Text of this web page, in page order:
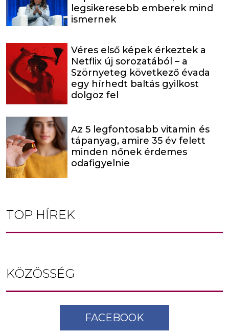
legsikeresebb emberek mind
ismernek
Véres első képek érkeztek a
Netflix új sorozatából – a
Szörnyeteg következő évada
egy hírhedt baltás gyilkost
dolgoz fel
Az 5 legfontosabb vitamin és
tápanyag, amire 35 év felett
minden nőnek érdemes
odafigyelnie
TOP HÍREK
KÖZÖSSÉG
FACEBOOK